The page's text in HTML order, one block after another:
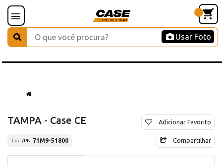
Usar Foto
TAMPA - Case CE
Cód./PN 71M9-51800
Adicionar Favorito
Compartilhar